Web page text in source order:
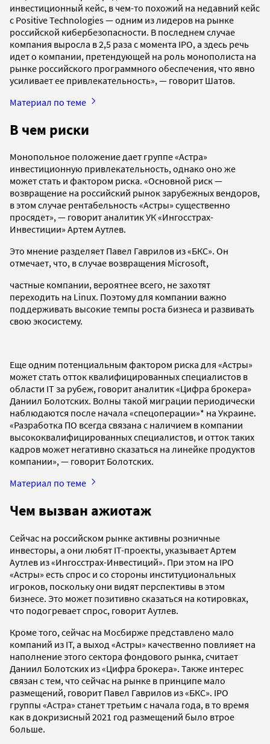
инвестиционный кейс, в чем-то похожий на недавний кейс
с Positive Technologies — одним из лидеров на рынке
российской кибербезопасности. В последнем случае
компания выросла в 2,5 раза с момента IPO, а здесь речь
идет о компании, претендующей на роль монополиста на
рынке российского программного обеспечения, что явно
усиливает ее привлекательность», — говорит Шатов.
Материал по теме
В чем риски
Монопольное положение дает группе «Астра»
инвестиционную привлекательность, однако оно же
может стать и фактором риска. «Основной риск —
возвращение на российский рынок зарубежных вендоров,
в этом случае рентабельность «Астры» существенно
просядет», — говорит аналитик УК «Ингосстрах-
Инвестиции» Артем Аутлев.
Это мнение разделяет Павел Гаврилов из «БКС». Он
отмечает, что, в случае возвращения Microsoft,
частные компании, вероятнее всего, не захотят
переходить на Linux. Поэтому для компании важно
поддерживать высокие темпы роста бизнеса и развивать
свою экосистему.
Еще одним потенциальным фактором риска для «Астры»
может стать отток квалифицированных специалистов в
области IT за рубеж, говорит аналитик «Цифра брокера»
Даниил Болотских. Волны такой миграции периодически
наблюдаются после начала «спецоперации»* на Украине.
«Разработка ПО всегда связана с наличием в компании
высококвалифицированных специалистов, и отток таких
кадров может негативно сказаться на линейке продуктов
компании», — говорит Болотских.
Материал по теме
Чем вызван ажиотаж
Сейчас на российском рынке активны розничные
инвесторы, а они любят IT-проекты, указывает Артем
Аутлев из «Ингосстрах-Инвестиций». При этом на IPO
«Астры» есть спрос и со стороны институциональных
игроков, поскольку они видят перспективы в этом
бизнесе. Это может позитивно сказаться на котировках,
что подогревает спрос, говорит Аутлев.
Кроме того, сейчас на Мосбирже представлено мало
компаний из IT, а выход «Астры» качественно повлияет на
наполнение этого сектора фондового рынка, считает
Даниил Болотских из «Цифра брокера». Также интерес
связан с тем, что сейчас на рынке в принципе мало
размещений, говорит Павел Гаврилов из «БКС». IPO
группы «Астра» станет третьим с начала года, в то время
как в докризисный 2021 год размещений было втрое
больше.